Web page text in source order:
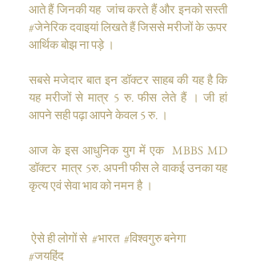
आते हैं जिनकी यह  जांच करते हैं और इनको सस्ती
#जेनेरिक दवाइयां लिखते हैं जिससे मरीजों के ऊपर
आर्थिक बोझ ना पड़े ।
सबसे मजेदार बात इन डॉक्टर साहब की यह है कि
यह मरीजों से मात्र 5 रु. फीस लेते हैं । जी हां
आपने सही पढ़ा आपने केवल 5 रु. ।
आज के इस आधुनिक युग में एक MBBS MD
डॉक्टर
  मात्र 5रु. अपनी फीस ले वाकई उनका यह
कृत्य एवं सेवा भाव को नमन है ।
ऐसे ही लोगों से #भारत #विश्वगुरु बनेगा
#जयहिंद